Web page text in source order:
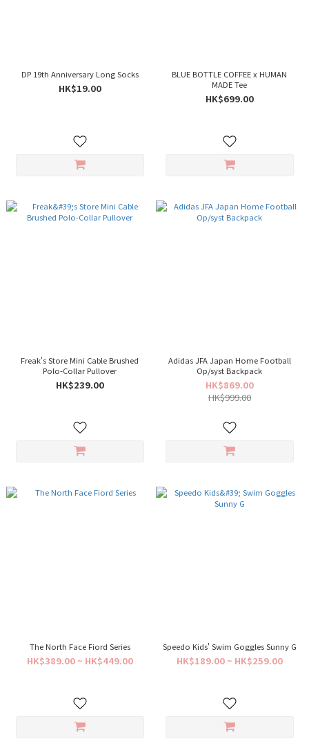
DP 19th Anniversary Long Socks
HK$19.00
BLUE BOTTLE COFFEE x HUMAN
MADE Tee
HK$699.00
Freak's Store Mini Cable Brushed
Polo-Collar Pullover
HK$239.00
Adidas JFA Japan Home Football
Op/syst Backpack
HK$869.00
HK$999.00
The North Face Fiord Series
HK$389.00 ~ HK$449.00
Speedo Kids' Swim Goggles Sunny G
HK$189.00 ~ HK$259.00